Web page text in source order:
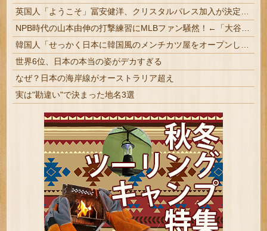
世界6位、日本の本当の姿がデカすぎる
なぜ？日本の海岸線がオーストラリア超え
実は"勘違い"で決まった地名3選